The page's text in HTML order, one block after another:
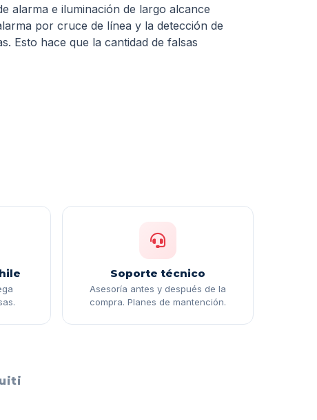
alarma e iluminación de largo alcance
por cruce de línea y la detección de
Esto hace que la cantidad de falsas
Soporte técnico
Asesoría antes y después de la
compra. Planes de mantención.